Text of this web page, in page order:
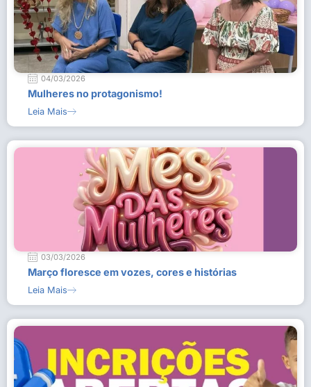
04/03/2026
Mulheres no protagonismo!
Leia Mais
03/03/2026
Março floresce em vozes, cores e histórias
Leia Mais